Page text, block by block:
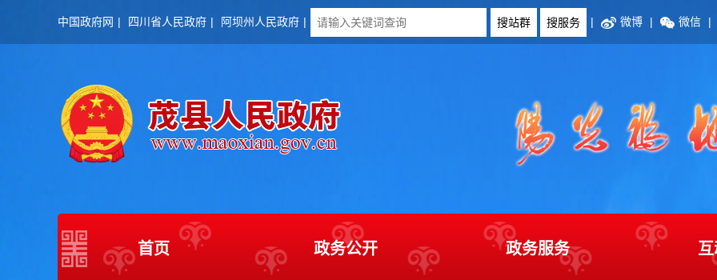
中国政府网 | 四川省人民政府 | 阿坝州人民政府 | | 微博 | 微信 |
首页 政务公开 政务服务